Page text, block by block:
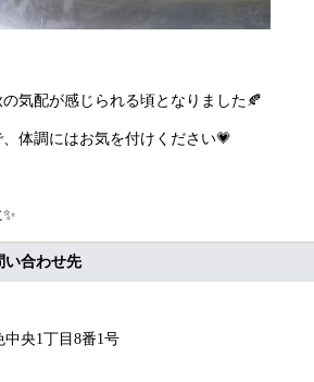
気配が感じられる頃となりました🍂
体調にはお気を付けください💗
い合わせ先
央1丁目8番1号